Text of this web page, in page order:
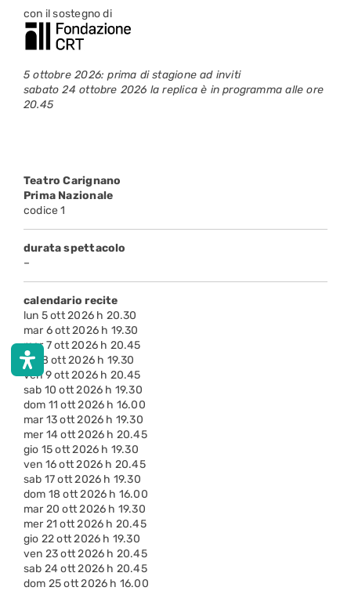
con il sostegno di
5 ottobre 2026: prima di stagione ad inviti
sabato 24 ottobre 2026 la replica è in programma alle ore
20.45
Teatro Carignano
Prima Nazionale
codice 1
durata spettacolo
–
calendario recite
lun 5 ott 2026 h 20.30
mar 6 ott 2026 h 19.30
mer 7 ott 2026 h 20.45
gio 8 ott 2026 h 19.30
ven 9 ott 2026 h 20.45
sab 10 ott 2026 h 19.30
dom 11 ott 2026 h 16.00
mar 13 ott 2026 h 19.30
mer 14 ott 2026 h 20.45
gio 15 ott 2026 h 19.30
ven 16 ott 2026 h 20.45
sab 17 ott 2026 h 19.30
dom 18 ott 2026 h 16.00
mar 20 ott 2026 h 19.30
mer 21 ott 2026 h 20.45
gio 22 ott 2026 h 19.30
ven 23 ott 2026 h 20.45
sab 24 ott 2026 h 20.45
dom 25 ott 2026 h 16.00